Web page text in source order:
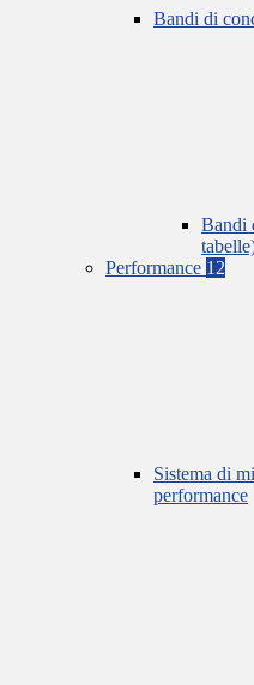
Bandi di
Bandi
Performance 12
Sistema di
performance